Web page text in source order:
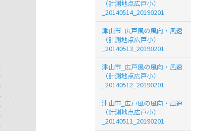
（計測地点広戸小）
_20140514_20190201
津山市_広戸風の風向・風速
（計測地点広戸小）
_20140513_20190201
津山市_広戸風の風向・風速
（計測地点広戸小）
_20140512_20190201
津山市_広戸風の風向・風速
（計測地点広戸小）
_20140511_20190201